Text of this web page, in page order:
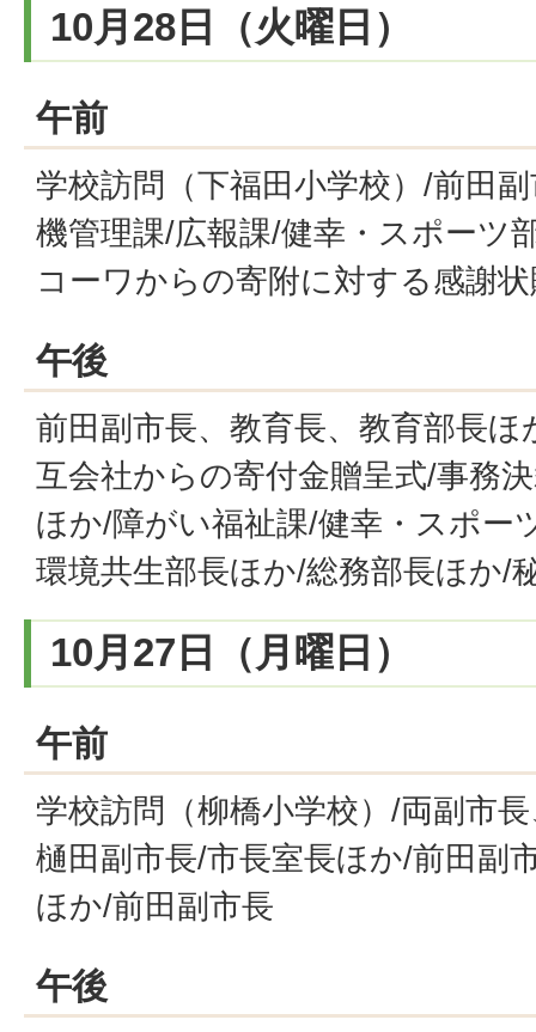
10月28日（火曜日）
午前
学校訪問（下福田小学校）/前田
機管理課/広報課/健幸・スポーツ
コーワからの寄附に対する感謝
午後
前田副市長、教育長、教育部長
互会社からの寄付金贈呈式/事務
ほか/障がい福祉課/健幸・スポー
環境共生部長ほか/総務部長ほか/
10月27日（月曜日）
午前
学校訪問（柳橋小学校）/両副市
樋田副市長/市長室長ほか/前田副
ほか/前田副市長
午後